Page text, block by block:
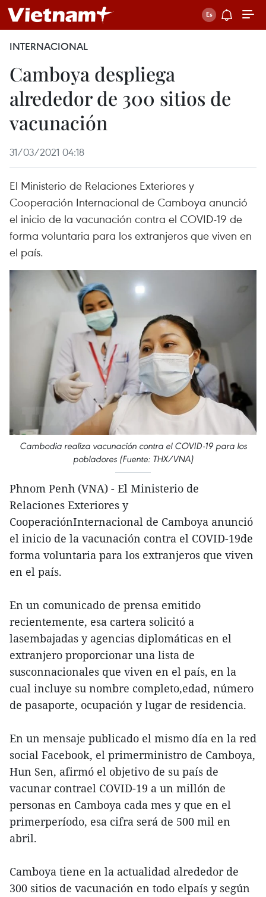
INTERNACIONAL
Camboya despliega
alrededor de 300 sitios de
vacunación
31/03/2021 04:18
El Ministerio de Relaciones Exteriores y
Cooperación Internacional de Camboya anunció
el inicio de la vacunación contra el COVID-19 de
forma voluntaria para los extranjeros que viven en
el país.
Cambodia realiza vacunación contra el COVID-19 para los
pobladores (Fuente: THX/VNA)
Phnom Penh (VNA) - El Ministerio de
Relaciones Exteriores y
CooperaciónInternacional de Camboya anunció
el inicio de la vacunación contra el COVID-19de
forma voluntaria para los extranjeros que viven
en el país.
En un comunicado de prensa emitido
recientemente, esa cartera solicitó a
lasembajadas y agencias diplomáticas en el
extranjero proporcionar una lista de
susconnacionales que viven en el país, en la
cual incluye su nombre completo,edad, número
de pasaporte, ocupación y lugar de residencia.
En un mensaje publicado el mismo día en la red
social Facebook, el primerministro de Camboya,
Hun Sen, afirmó el objetivo de su país de
vacunar contrael COVID-19 a un millón de
personas en Camboya cada mes y que en el
primerperíodo, esa cifra será de 500 mil en
abril.
Camboya tiene en la actualidad alrededor de
300 sitios de vacunación en todo elpaís y según